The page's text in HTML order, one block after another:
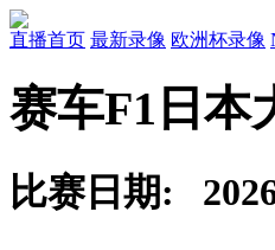
直播首页 最新录像 欧洲杯录像
赛车F1日本
比赛日期: